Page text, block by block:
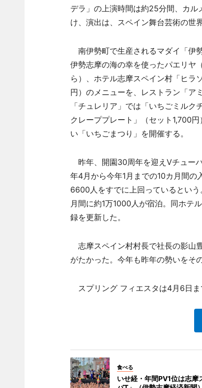
デラ」の上演時間は約25分間、カ
け、演出は、スペイン舞台芸術の世
南伊勢町で生産されるマダイ「伊
伊勢志摩の海の幸を使ったパエリヤ
ら）、ホテル志摩スペイン村「ヒラ
円）のメニューを、レストラン「ア
「チュレリア」では「いちごミル
クレーププレート」（セット1,700
い「いちごまつり」を開催する。
昨年、開園30周年を迎えVチュー
年4月から今年1月までの10カ月間の
6600人をすでに上回っているとい
月間に約1万1000人が宿泊。同ホテ
録を更新した。
志摩スペイン村村長で社長の影山
がたかった。今年も昨年の勢いをそ
スプリング フィエスタは4月6日ま
食べる
いせ経・年間PV1位は志摩